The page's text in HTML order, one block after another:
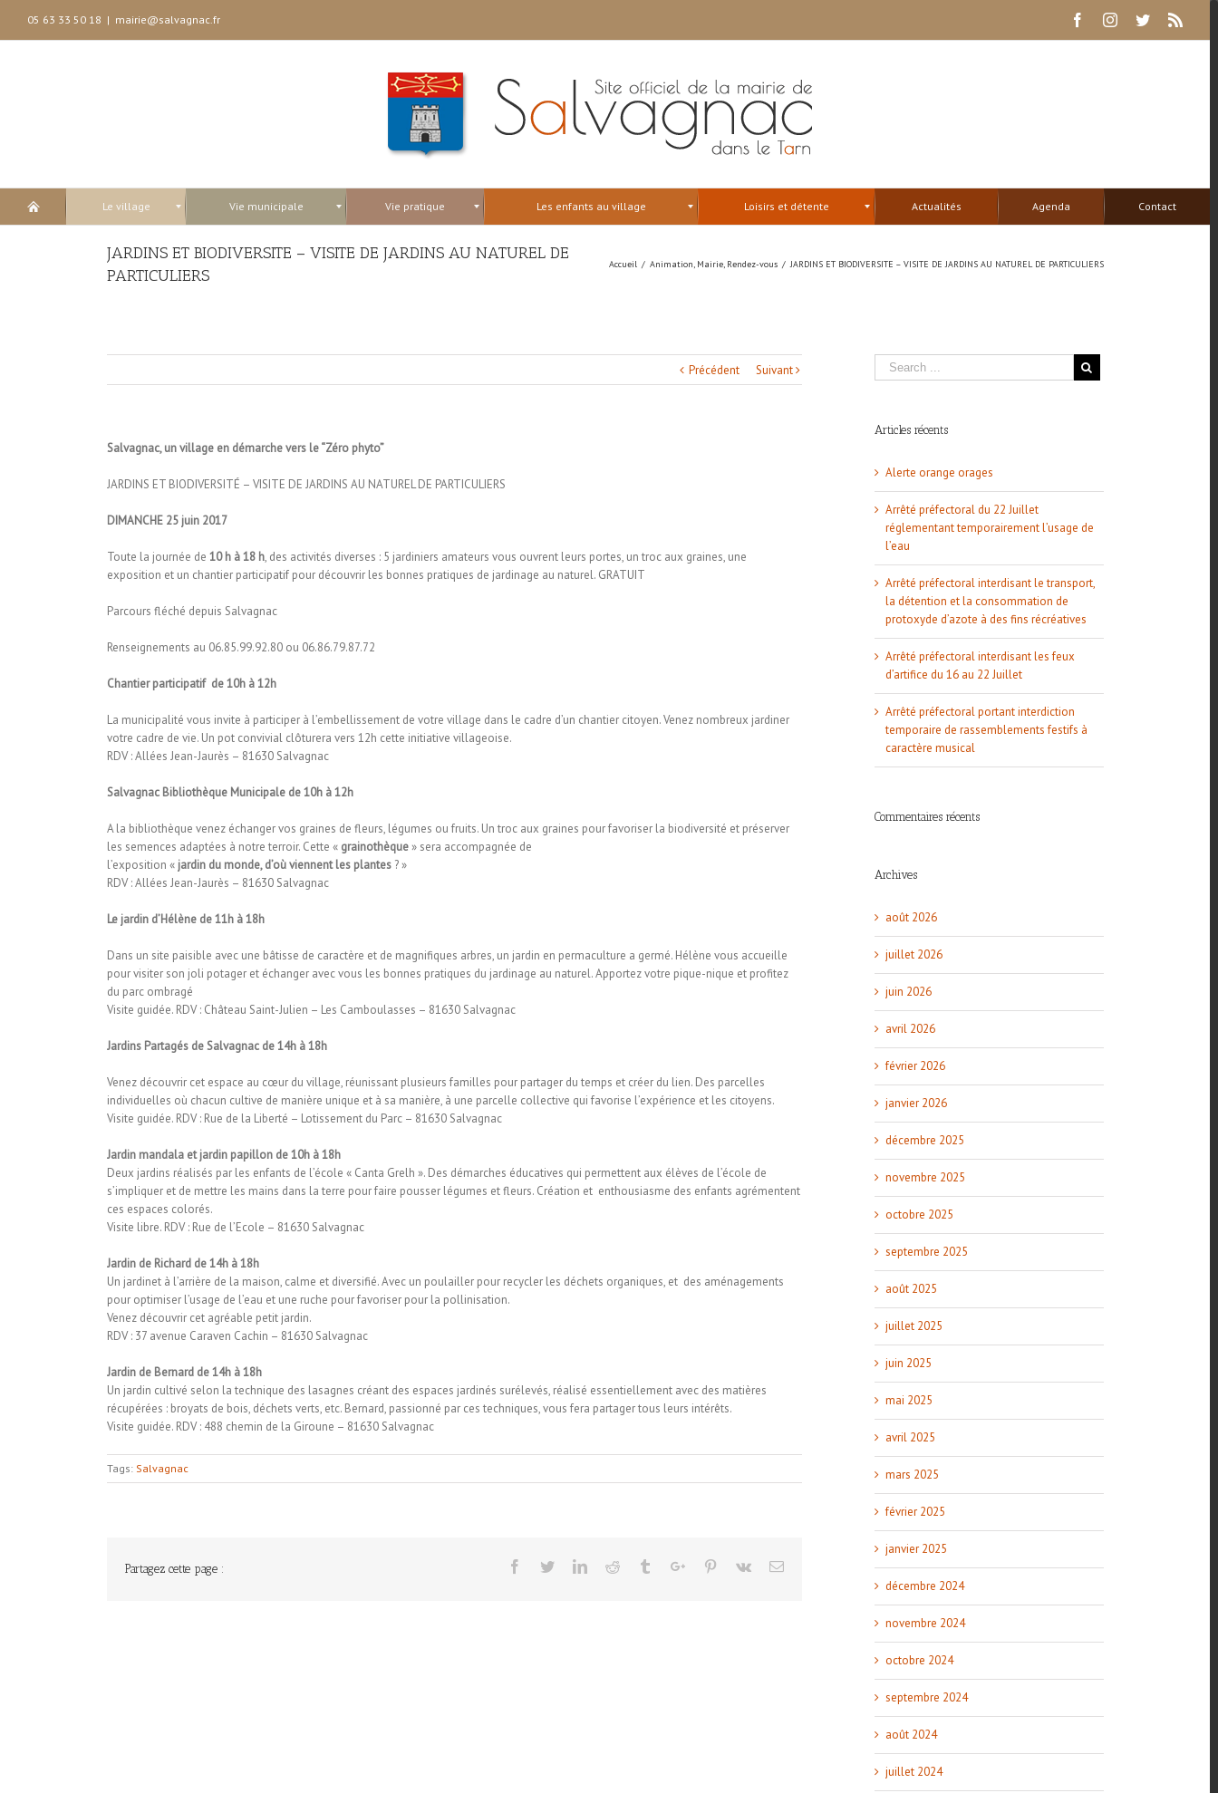
05 63 33 50 18 | mairie@salvagnac.fr FacebookInstagram
Twitter
Le village Vie municipale Vie pratique Les enfants au village Loisirs et détente Actualités Agenda Contact
JARDINS ET BIODIVERSITE – VISITE DE JARDINS AU NATUREL DE
PARTICULIERS
Accueil / Animation, Mairie, Rendez-vous / JARDINS ET BIODIVERSITE – VISITE DE JARDINS AU NATUREL DE PARTICULIERS
Précédent Suivant
Salvagnac, un village en démarche vers le “Zéro phyto”
JARDINS ET BIODIVERSITÉ – VISITE DE JARDINS AU NATUREL DE PARTICULIERS
DIMANCHE 25 juin 2017
Toute la journée de 10 h à 18 h, des activités diverses : 5 jardiniers amateurs vous ouvrent leurs portes, un troc aux graines, une
exposition et un chantier participatif pour découvrir les bonnes pratiques de jardinage au naturel. GRATUIT
Parcours fléché depuis Salvagnac
Renseignements au 06.85.99.92.80 ou 06.86.79.87.72
Chantier participatif de 10h à 12h
La municipalité vous invite à participer à l’embellissement de votre village dans le cadre d’un chantier citoyen. Venez nombreux jardiner
votre cadre de vie. Un pot convivial clôturera vers 12h cette initiative villageoise.
RDV : Allées Jean-Jaurès – 81630 Salvagnac
Salvagnac Bibliothèque Municipale de 10h à 12h
A la bibliothèque venez échanger vos graines de fleurs, légumes ou fruits. Un troc aux graines pour favoriser la biodiversité et préserver
les semences adaptées à notre terroir. Cette « grainothèque» sera accompagnée de
l’exposition «jardin du monde, d’où viennent les plantes? »
RDV : Allées Jean-Jaurès – 81630 Salvagnac
Le jardin d’Hélène de 11h à 18h
Dans un site paisible avec une bâtisse de caractère et de magnifiques arbres, un jardin en permaculture a germé. Hélène vous accueille
pour visiter son joli potager et échanger avec vous les bonnes pratiques du jardinage au naturel. Apportez votre pique-nique et profitez
du parc ombragé
Visite guidée. RDV : Château Saint-Julien – Les Camboulasses – 81630 Salvagnac
Jardins Partagés de Salvagnac de 14h à 18h
Venez découvrir cet espace au cœur du village, réunissant plusieurs familles pour partager du temps et créer du lien. Des parcelles
individuelles où chacun cultive de manière unique et à sa manière, à une parcelle collective qui favorise l’expérience et les citoyens.
Visite guidée. RDV : Rue de la Liberté – Lotissement du Parc – 81630 Salvagnac
Jardin mandala et jardin papillon de 10h à 18h
Deux jardins réalisés par les enfants de l’école « Canta Grelh ». Des démarches éducatives qui permettent aux élèves de l’école de
s’impliquer et de mettre les mains dans la terre pour faire pousser légumes et fleurs. Création et enthousiasme des enfants agrémentent
ces espaces colorés.
Visite libre. RDV : Rue de l’Ecole – 81630 Salvagnac
Jardin de Richard de 14h à 18h
Un jardinet à l’arrière de la maison, calme et diversifié. Avec un poulailler pour recycler les déchets organiques, et des aménagements
pour optimiser l’usage de l’eau et une ruche pour favoriser pour la pollinisation.
Venez découvrir cet agréable petit jardin.
RDV : 37 avenue Caraven Cachin – 81630 Salvagnac
Jardin de Bernard de 14h à 18h
Un jardin cultivé selon la technique des lasagnes créant des espaces jardinés surélevés, réalisé essentiellement avec des matières
récupérées : broyats de bois, déchets verts, etc. Bernard, passionné par ces techniques, vous fera partager tous leurs intérêts.
Visite guidée. RDV : 488 chemin de la Giroune – 81630 Salvagnac
Tags: Salvagnac
Partagez cette page : Facebook
TwitterLinkedinReddit TumblrGoogle+Pinterest
Vk Email
Articles récents
Alerte orange orages
Arrêté préfectoral du 22 Juillet
réglementant temporairement l’usage de
l’eau
Arrêté préfectoral interdisant le transport,
la détention et la consommation de
protoxyde d’azote à des fins récréatives
Arrêté préfectoral interdisant les feux
d’artifice du 16 au 22 Juillet
Arrêté préfectoral portant interdiction
temporaire de rassemblements festifs à
caractère musical
Commentaires récents
Archives
août 2026
juillet 2026
juin 2026
avril 2026
février 2026
janvier 2026
décembre 2025
novembre 2025
octobre 2025
septembre 2025
août 2025
juillet 2025
juin 2025
mai 2025
avril 2025
mars 2025
février 2025
janvier 2025
décembre 2024
novembre 2024
octobre 2024
septembre 2024
août 2024
juillet 2024